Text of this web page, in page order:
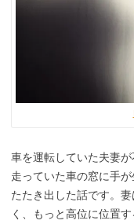
車を運転していた夫妻
走っていた車の窓に手
たたき出した話です。
く、もっと高位に位置